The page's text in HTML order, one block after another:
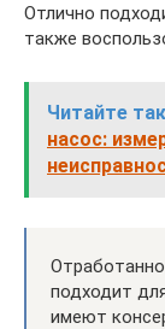
Отлично
также
Читайте
насос:
подходит
имеют